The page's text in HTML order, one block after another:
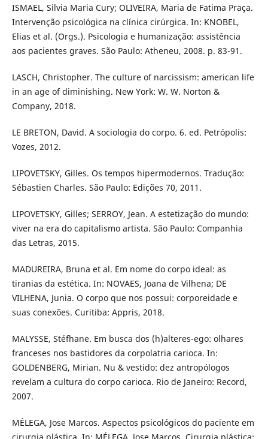
ISMAEL, Silvia Maria Cury; OLIVEIRA, Maria de Fatima Praça.
Intervenção psicológica na clínica cirúrgica. In: KNOBEL,
Elias et al. (Orgs.). Psicologia e humanização: assistência
aos pacientes graves. São Paulo: Atheneu, 2008. p. 83-91.
LASCH, Christopher. The culture of narcissism: american life
in an age of diminishing. New York: W. W. Norton &
Company, 2018.
LE BRETON, David. A sociologia do corpo. 6. ed. Petrópolis:
Vozes, 2012.
LIPOVETSKY, Gilles. Os tempos hipermodernos. Tradução:
Sébastien Charles. São Paulo: Edições 70, 2011.
LIPOVETSKY, Gilles; SERROY, Jean. A estetização do mundo:
viver na era do capitalismo artista. São Paulo: Companhia
das Letras, 2015.
MADUREIRA, Bruna et al. Em nome do corpo ideal: as
tiranias da estética. In: NOVAES, Joana de Vilhena; DE
VILHENA, Junia. O corpo que nos possui: corporeidade e
suas conexões. Curitiba: Appris, 2018.
MALYSSE, Stéfhane. Em busca dos (h)alteres-ego: olhares
franceses nos bastidores da corpolatria carioca. In:
GOLDENBERG, Mirian. Nu & vestido: dez antropólogos
revelam a cultura do corpo carioca. Rio de Janeiro: Record,
2007.
MÉLEGA, Jose Marcos. Aspectos psicológicos do paciente em